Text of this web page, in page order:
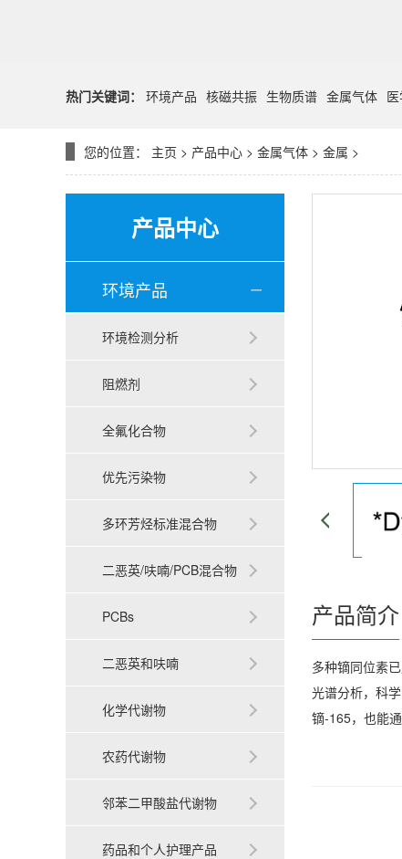
热门关键词： 环境产品 核磁共振 生物质谱 金属气体
您的位置： 主页 > 产品中心 > 金属气体 > 金属 >
产品中心
环境产品
环境检测分析
阻燃剂
全氟化合物
优先污染物
多环芳烃标准混合物
二恶英/呋喃/PCB混合物
PCBs
二恶英和呋喃
化学代谢物
农药代谢物
邻苯二甲酸盐代谢物
药品和个人护理产品
产品简介
多种镝同位素
光谱分析，科
镝-165，也能